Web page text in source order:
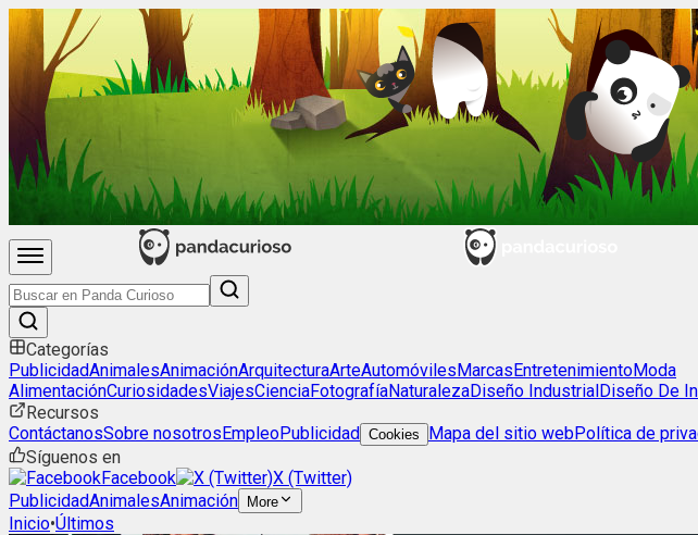
Categorías
PublicidadAnimalesAnimaciónArquitecturaArteAutomóvilesMarcasEntretenimientoModa
AlimentaciónCuriosidadesViajesCienciaFotografíaNaturalezaDiseño IndustrialDiseño De
Recursos
ContáctanosSobre nosotrosEmpleoPublicidad Cookies Mapa del sitio webPolítica de
Síguenos en
Facebook
X (Twitter)
PublicidadAnimalesAnimación More
Inicio•Últimos